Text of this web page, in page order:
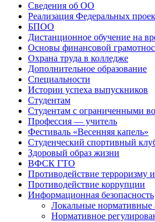
Сведения об ОО
Реализация Федеральных
БПОО
Дистанционное обучение на
Основы финансовой
Охрана труда в колледже
Дополнительное образование
Специальности
Истории успеха выпускников
Студентам
Студентам с ограниченными
Профессия — учитель
Фестиваль «Весенняя капель»
Студенческий спортивный
Здоровый образ жизни
ВФСК ГТО
Противодействие терроризму
Противодействие коррупции
Информационная безопасность
Локальные нормативные
Нормативное